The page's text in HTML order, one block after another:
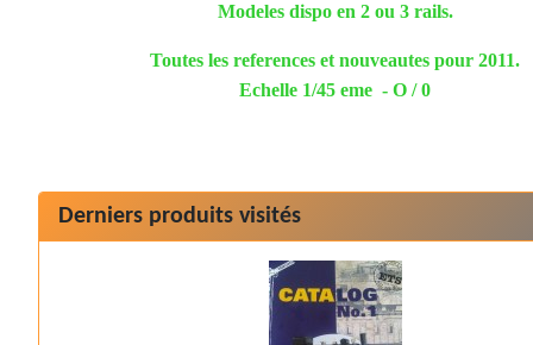
Modeles dispo en 2 ou 3 rails.
Toutes les references et nouveautes pour 2011.
Echelle 1/45 eme - O / 0
Derniers produits visités